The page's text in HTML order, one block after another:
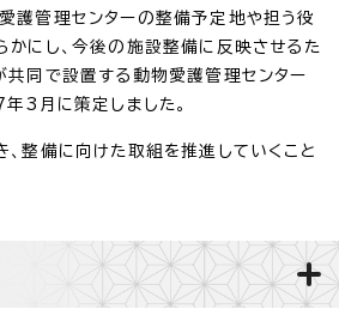
護管理センターの整備予定地や担う役
かにし、今後の施設整備に反映させるた
共同で設置する動物愛護管理センター
3月に策定しました。
整備に向けた取組を推進していくこと